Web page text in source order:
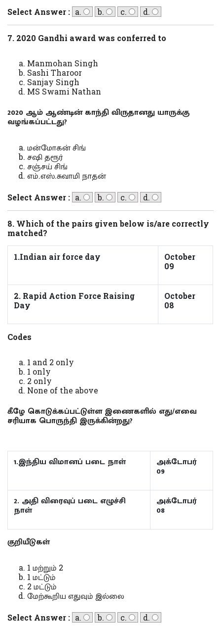
Select Answer : a. b. c. d.
7. 2020 Gandhi award was conferred to
Manmohan Singh
Sashi Tharoor
Sanjay Singh
MS Swami Nathan
2020 ஆம் ஆண்டின் காந்தி விருதானது யாருக்கு
வழங்கப்பட்டது?
மன்மோகன் சிங்
சஷி தரூர்
சஞ்சய் சிங்
எம்.எஸ்.சுவாமி நாதன்
Select Answer : a. b. c. d.
8. Which of the pairs given below is/are correctly
matched?
1.Indian air force day
October
09
2. Rapid Action Force Raising
Day
October
08
Codes
1 and 2 only
1 only
2 only
None of the above
கீழே கொடுக்கப்பட்டுள்ள இணைகளில் எது/எவை
சரியாக பொருந்தி இருக்கின்றது?
1.இந்திய விமானப் படை நாள் அக்டோபர்
09
2. அதி விரைவுப் படை எழுச்சி
நாள்
அக்டோபர்
08
குறியீடுகள்
1 மற்றும் 2
1 மட்டும்
2 மட்டும்
மேற்கூறிய எதுவும் இல்லை
Select Answer : a. b. c. d.